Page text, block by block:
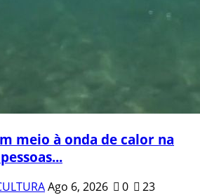
meio à onda de calor na
Ago 6, 2026 0 23